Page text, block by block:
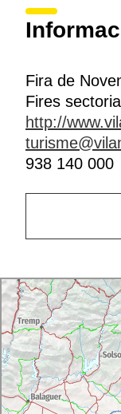
Fira de
Fires
http://
938 140 000